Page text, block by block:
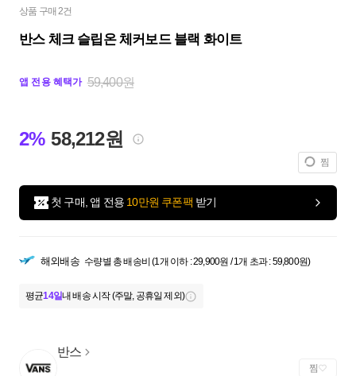
상품 구매 2건
반스 체크 슬립온 체커보드 블랙 화이트
앱 전용 혜택가 59,400원
2% 58,212원
찜
첫 구매, 앱 전용 10만원 쿠폰팩 받기
해외배송 수량별 총 배송비 (1개 이하 : 29,900원 / 1개 초과 : 59,800원)
평균14일내 배송 시작 (주말, 공휴일 제외)
반스
찜